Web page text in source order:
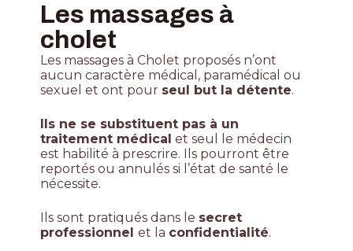
Les massages à
cholet
Les massages à Cholet proposés n’ont
aucun caractère médical, paramédical ou
sexuel et ont pour seul but la détente.
Ils ne se substituent pas à un
traitement médical et seul le médecin
est habilité à prescrire. Ils pourront être
reportés ou annulés si l’état de santé le
nécessite.
Ils sont pratiqués dans le secret
professionnel et la confidentialité.